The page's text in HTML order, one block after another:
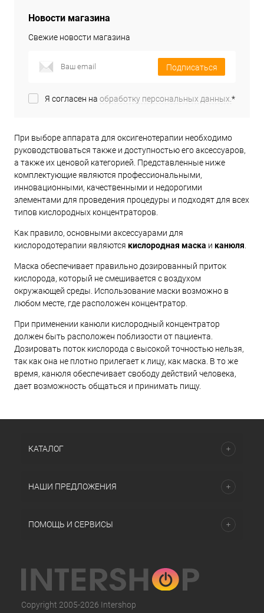
Новости магазина
Свежие новости магазина
Подписаться
Я согласен на обработку персональных данных.*
При выборе аппарата для оксигенотерапии необходимо
руководствоваться также и доступностью его аксессуаров,
а также их ценовой категорией. Представленные ниже
комплектующие являются профессиональными,
инновационными, качественными и недорогими
элементами для проведения процедуры и подходят для всех
типов кислородных концентраторов.
Как правило, основными аксессуарами для
кислородотерапии являются кислородная маска и канюля
Маска обеспечивает правильно дозированный приток
кислорода, который не смешивается с воздухом
окружающей среды. Использование маски возможно в
любом месте, где расположен концентратор.
При применении канюли кислородный концентратор
должен быть расположен поблизости от пациента.
Дозировать поток кислорода с высокой точностью нельзя,
так как она не плотно прилегает к лицу, как маска. В то же
время, канюля обеспечивает свободу действий человека,
дает возможность общаться и принимать пищу.
КАТАЛОГ
НАШИ ПРЕДЛОЖЕНИЯ
ПОМОЩЬ И СЕРВИСЫ
Copyright 2005-2026 Intershop